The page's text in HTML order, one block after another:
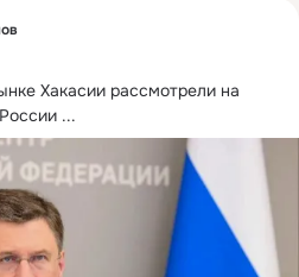
Хакасии рассмотрели на
...